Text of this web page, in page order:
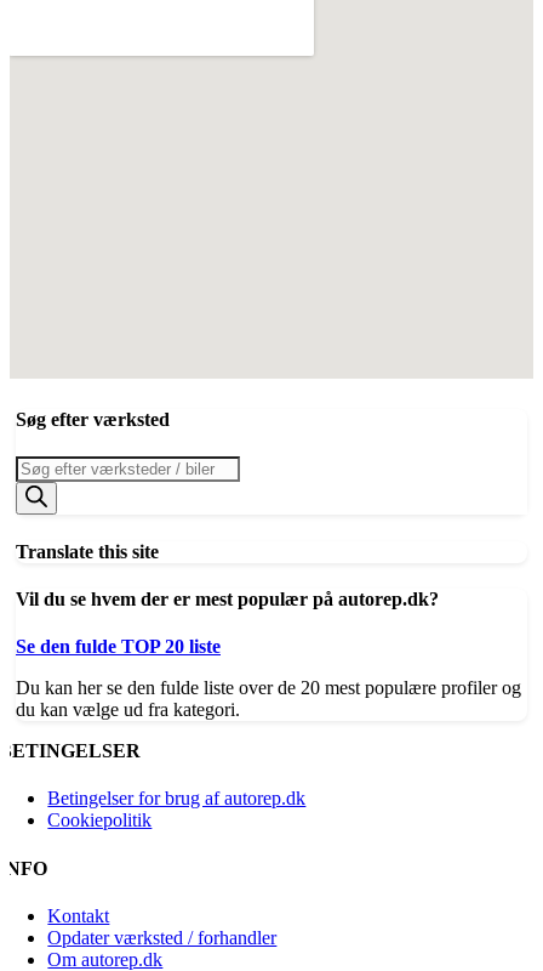
Søg efter værksted
Products
search
Translate this site
Vil du se hvem der er mest populær på autorep.dk?
Se den fulde TOP 20 liste
Du kan her se den fulde liste over de 20 mest populære profiler og
du kan vælge ud fra kategori.
BETINGELSER
Betingelser for brug af autorep.dk
Cookiepolitik
INFO
Kontakt
Opdater værksted / forhandler
Om autorep.dk